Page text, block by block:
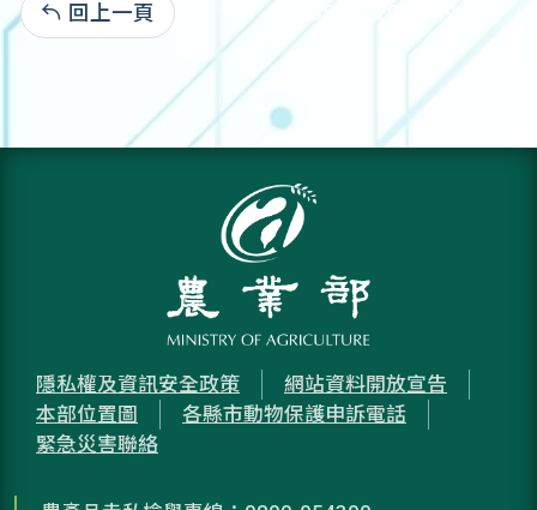
回上一頁 95-10-20:3,649
隱私權及資訊安全政策
網站資料開放宣告
本部位置圖
各縣市動物保護申訴電話
緊急災害聯絡